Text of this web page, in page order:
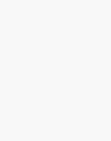
9 Aracın
Trafik